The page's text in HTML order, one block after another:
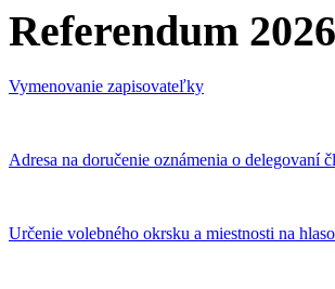
Referendum 2026
Vymenovanie zapisovateľky
Adresa na doručenie oznámenia o delegovaní
Určenie volebného okrsku a miestnosti na